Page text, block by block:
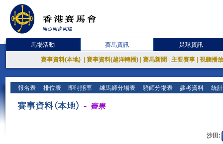
馬場活動 賽馬資訊 足球資訊
賽事資料(本地) 賽事資料(越洋轉播) 賽馬新聞 主要賽事 視聽播
報名表 排位表 即時賠率 練馬師分場表 騎師分場表 參考資料 統
沙田: